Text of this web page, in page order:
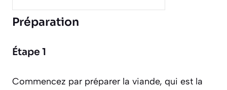
Préparation
Étape 1
Commencez par préparer la viande, qui est la